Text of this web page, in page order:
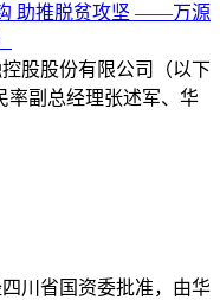
助推脱贫攻坚 ——万源
股股份有限公司（以下
率副总经理张述军、华
川省国资委批准，由华